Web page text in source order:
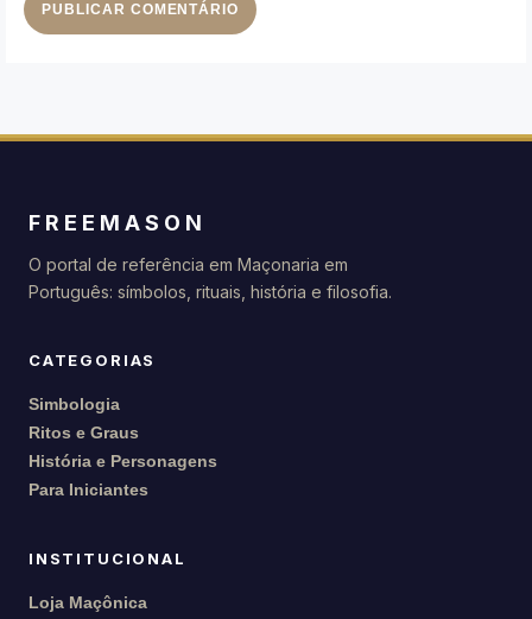
FREEMASON
O portal de referência em Maçonaria em
Português: símbolos, rituais, história e filosofia.
CATEGORIAS
Simbologia
Ritos e Graus
História e Personagens
Para Iniciantes
INSTITUCIONAL
Loja Maçônica